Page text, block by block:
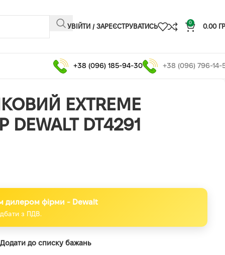
УВІЙТИ / ЗАРЕЄСТРУВАТИСЬ
0
0.00
+38 (096) 185-94-30 +38 (096) 796-14-
EXTREME
DEWALT DT4291
дилером фірми - Dewalt
з ПДВ.
Додати до списку бажань